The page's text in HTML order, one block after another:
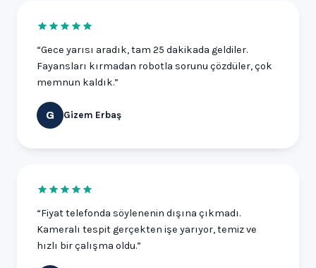
“Gece yarısı aradık, tam 25 dakikada geldiler.
Fayansları kırmadan robotla sorunu çözdüler, çok
memnun kaldık.”
G Gizem Erbaş
“Fiyat telefonda söylenenin dışına çıkmadı.
Kameralı tespit gerçekten işe yarıyor, temiz ve
hızlı bir çalışma oldu.”